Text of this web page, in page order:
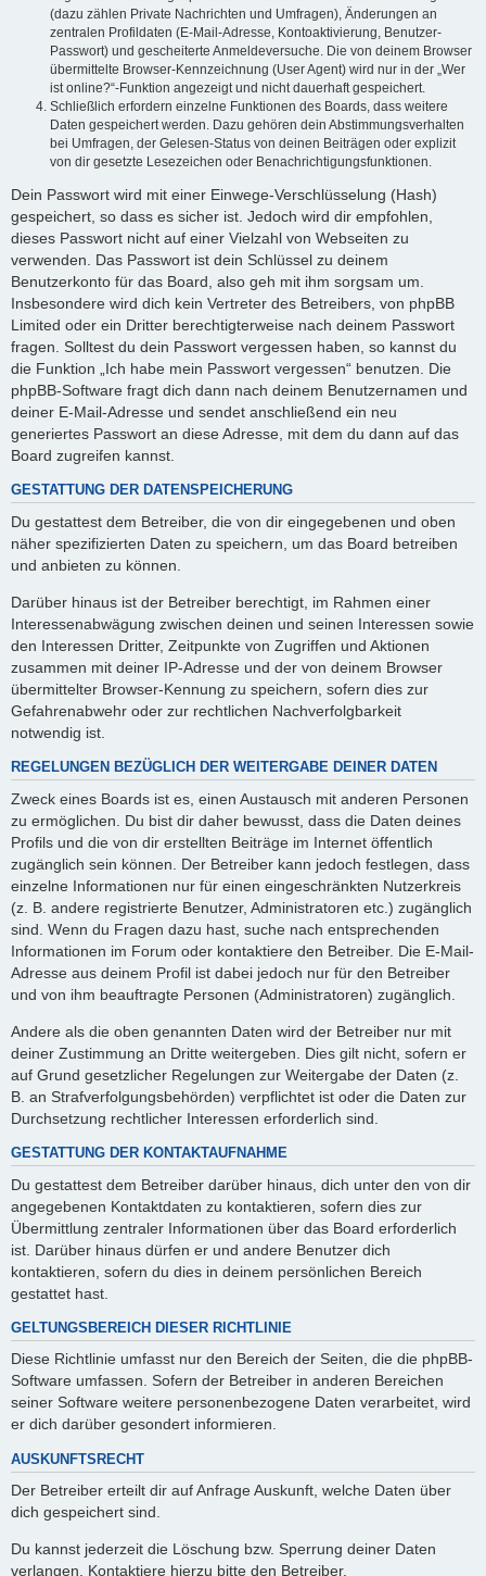
(dazu zählen Private Nachrichten und Umfragen), Änderungen an
zentralen Profildaten (E-Mail-Adresse, Kontoaktivierung, Benutzer-
Passwort) und gescheiterte Anmeldeversuche. Die von deinem Browser
übermittelte Browser-Kennzeichnung (User Agent) wird nur in der „Wer
ist online?“-Funktion angezeigt und nicht dauerhaft gespeichert.
Schließlich erfordern einzelne Funktionen des Boards, dass weitere
Daten gespeichert werden. Dazu gehören dein Abstimmungsverhalten
bei Umfragen, der Gelesen-Status von deinen Beiträgen oder explizit
von dir gesetzte Lesezeichen oder Benachrichtigungsfunktionen.
Dein Passwort wird mit einer Einwege-Verschlüsselung (Hash)
gespeichert, so dass es sicher ist. Jedoch wird dir empfohlen,
dieses Passwort nicht auf einer Vielzahl von Webseiten zu
verwenden. Das Passwort ist dein Schlüssel zu deinem
Benutzerkonto für das Board, also geh mit ihm sorgsam um.
Insbesondere wird dich kein Vertreter des Betreibers, von phpBB
Limited oder ein Dritter berechtigterweise nach deinem Passwort
fragen. Solltest du dein Passwort vergessen haben, so kannst du
die Funktion „Ich habe mein Passwort vergessen“ benutzen. Die
phpBB-Software fragt dich dann nach deinem Benutzernamen und
deiner E-Mail-Adresse und sendet anschließend ein neu
generiertes Passwort an diese Adresse, mit dem du dann auf das
Board zugreifen kannst.
GESTATTUNG DER DATENSPEICHERUNG
Du gestattest dem Betreiber, die von dir eingegebenen und oben
näher spezifizierten Daten zu speichern, um das Board betreiben
und anbieten zu können.
Darüber hinaus ist der Betreiber berechtigt, im Rahmen einer
Interessenabwägung zwischen deinen und seinen Interessen sowie
den Interessen Dritter, Zeitpunkte von Zugriffen und Aktionen
zusammen mit deiner IP-Adresse und der von deinem Browser
übermittelter Browser-Kennung zu speichern, sofern dies zur
Gefahrenabwehr oder zur rechtlichen Nachverfolgbarkeit
notwendig ist.
REGELUNGEN BEZÜGLICH DER WEITERGABE DEINER DATEN
Zweck eines Boards ist es, einen Austausch mit anderen Personen
zu ermöglichen. Du bist dir daher bewusst, dass die Daten deines
Profils und die von dir erstellten Beiträge im Internet öffentlich
zugänglich sein können. Der Betreiber kann jedoch festlegen, dass
einzelne Informationen nur für einen eingeschränkten Nutzerkreis
(z. B. andere registrierte Benutzer, Administratoren etc.) zugänglich
sind. Wenn du Fragen dazu hast, suche nach entsprechenden
Informationen im Forum oder kontaktiere den Betreiber. Die E-Mail-
Adresse aus deinem Profil ist dabei jedoch nur für den Betreiber
und von ihm beauftragte Personen (Administratoren) zugänglich.
Andere als die oben genannten Daten wird der Betreiber nur mit
deiner Zustimmung an Dritte weitergeben. Dies gilt nicht, sofern er
auf Grund gesetzlicher Regelungen zur Weitergabe der Daten (z.
B. an Strafverfolgungsbehörden) verpflichtet ist oder die Daten zur
Durchsetzung rechtlicher Interessen erforderlich sind.
GESTATTUNG DER KONTAKTAUFNAHME
Du gestattest dem Betreiber darüber hinaus, dich unter den von dir
angegebenen Kontaktdaten zu kontaktieren, sofern dies zur
Übermittlung zentraler Informationen über das Board erforderlich
ist. Darüber hinaus dürfen er und andere Benutzer dich
kontaktieren, sofern du dies in deinem persönlichen Bereich
gestattet hast.
GELTUNGSBEREICH DIESER RICHTLINIE
Diese Richtlinie umfasst nur den Bereich der Seiten, die die phpBB-
Software umfassen. Sofern der Betreiber in anderen Bereichen
seiner Software weitere personenbezogene Daten verarbeitet, wird
er dich darüber gesondert informieren.
AUSKUNFTSRECHT
Der Betreiber erteilt dir auf Anfrage Auskunft, welche Daten über
dich gespeichert sind.
Du kannst jederzeit die Löschung bzw. Sperrung deiner Daten
verlangen. Kontaktiere hierzu bitte den Betreiber.